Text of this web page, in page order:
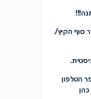
סוף הקיץ/
הטלפון